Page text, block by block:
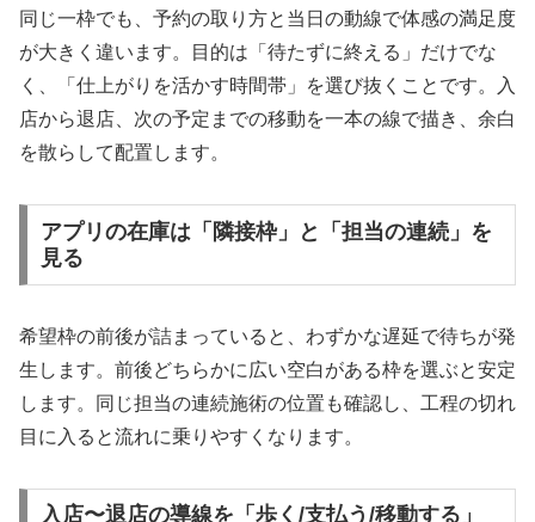
同じ一枠でも、予約の取り方と当日の動線で体感の満足度
が大きく違います。目的は「待たずに終える」だけでな
く、「仕上がりを活かす時間帯」を選び抜くことです。入
店から退店、次の予定までの移動を一本の線で描き、余白
を散らして配置します。
アプリの在庫は「隣接枠」と「担当の連続」を
見る
希望枠の前後が詰まっていると、わずかな遅延で待ちが発
生します。前後どちらかに広い空白がある枠を選ぶと安定
します。同じ担当の連続施術の位置も確認し、工程の切れ
目に入ると流れに乗りやすくなります。
入店〜退店の導線を「歩く/支払う/移動する」